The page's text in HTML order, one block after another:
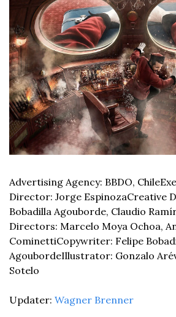
Advertising Agency: BBDO, Chile
Director: Jorge EspinozaCreative
Bobadilla Agouborde, Claudio
Directors: Marcelo Moya Ochoa,
CominettiCopywriter: Felipe
AgoubordeIllustrator: Gonzalo
Sotelo
Updater: Wagner Brenner